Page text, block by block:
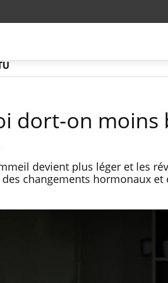
dort-on moins
devient plus léger et les
des changements hormonaux